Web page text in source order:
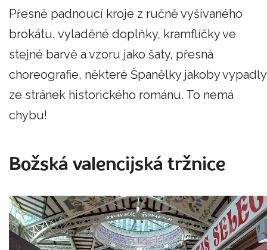
Přesně padnoucí kroje z ručně vyšívaného
brokátu, vyladěné doplňky, kramflíčky ve
stejné barvě a vzoru jako šaty, přesná
choreografie, některé Španělky jakoby vypadly
ze stránek historického románu. To nemá
chybu!
Božská valencijská tržnice